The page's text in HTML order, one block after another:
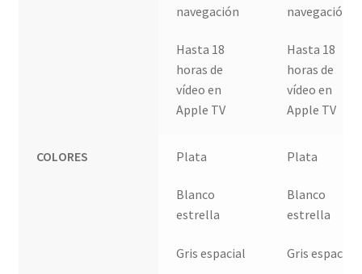
navegación
Hasta 18
horas de
vídeo en
Apple TV
navegación
Hasta 18
horas de
vídeo en
Apple TV
COLORES Plata
Blanco
estrella
Gris espacial
Plata
Blanco
estrella
Gris espacial